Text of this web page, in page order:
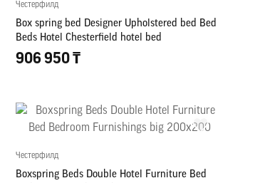
Честерфилд
Box spring bed Designer Upholstered bed Bed
Beds Hotel Chesterfield hotel bed
906 950 ₸
Честерфилд
Boxspring Beds Double Hotel Furniture Bed